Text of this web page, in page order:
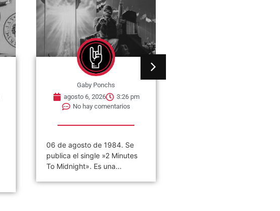
Gaby Ponchs
agosto 6, 2026
3:22 pm
No hay comentarios
«VIVO COSQUÍN ROCK»
(PAPPO) 06 De Agosto del
2021 Disco en vivo póstumo